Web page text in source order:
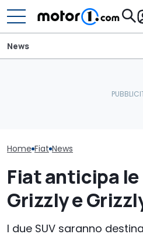
News
Home Fiat News
Fiat anticipa le
Grizzly e
I due SUV saranno